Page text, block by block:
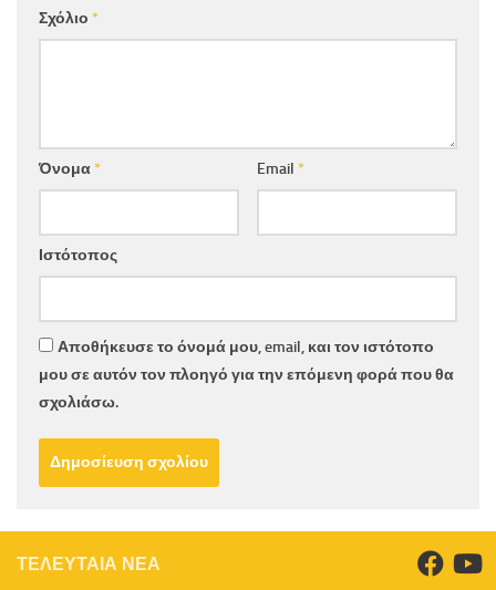
Σχόλιο *
Όνομα* Email *
Ιστότοπος
Αποθήκευσε το όνομά μου, email, και τον ιστότοπο
μου σε αυτόν τον πλοηγό για την επόμενη φορά που θα
σχολιάσω.
ΤΕΛΕΥΤΑΙΑ ΝΕΑ